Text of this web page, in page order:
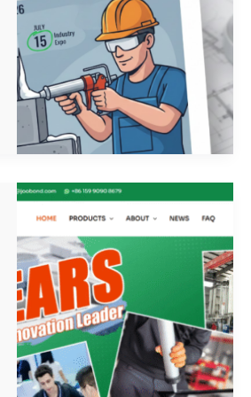
مباشرة
من
المصنع:
كيف
تعمل
تركيبات
«جوبوند»
المخصصة
على
التكاليف
وتحسين
الأداء
وتعزيز
سلاسل
التوريد